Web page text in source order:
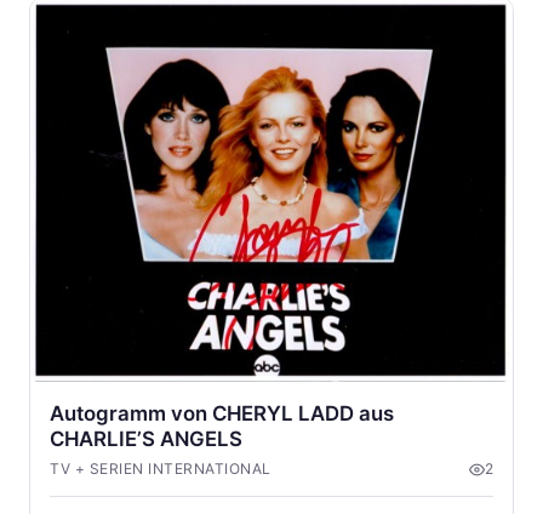
Autogramm von CHERYL LADD aus
CHARLIE’S ANGELS
TV + SERIEN INTERNATIONAL 2